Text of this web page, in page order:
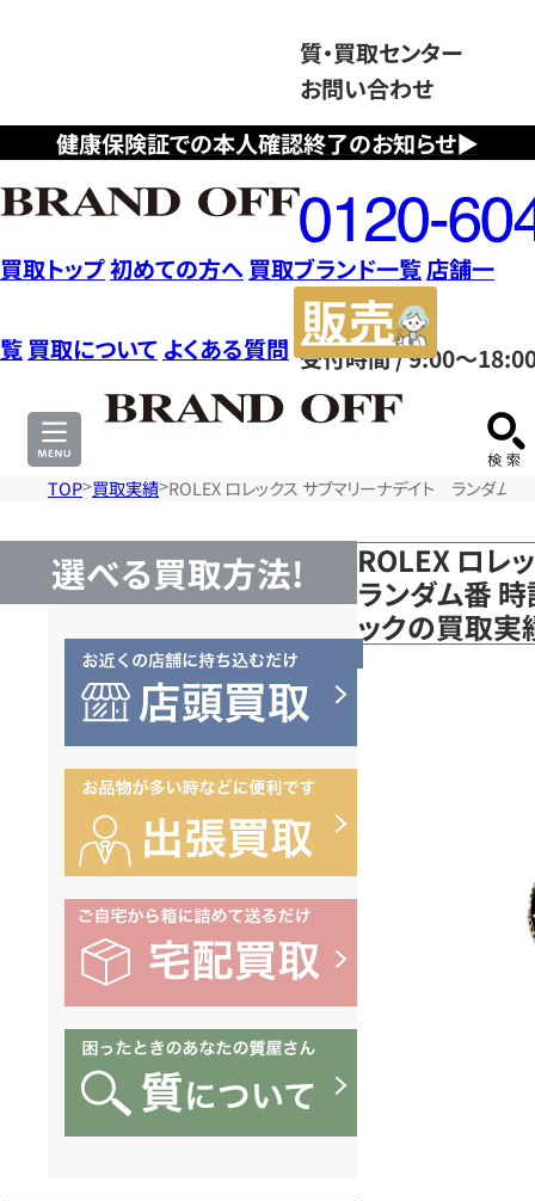
健康保険証での本人確認終了のお知らせ▶
質・買取センター
お問い合わせ
フ
リ
ー
ダ
イ
ヤ
ル
0120604117
受付時間 / 9:00～
買取トップ初めての方へ 買取ブランド一覧店舗一
覧 買取について よくある質問
サ
TOP 買取実績 ROLEX ロレックス サブマリーナデイト ランダム
選べる買取方法!
ROLEX ロレ
ランダム番
ックの買取実